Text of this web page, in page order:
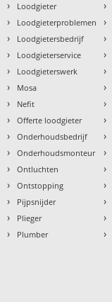
› Loodgieter
› Loodgieterproblemen
› Loodgietersbedrijf
› Loodgieterservice
› Loodgieterswerk
› Mosa
› Nefit
› Offerte loodgieter
› Onderhoudsbedrijf
› Onderhoudsmonteur
› Ontluchten
› Ontstopping
› Pijpsnijder
› Plieger
› Plumber
›
›
›
›
›
›
›
›
›
›
›
›
›
›
›